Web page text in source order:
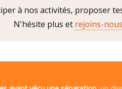
à nos activités, proposer
N'hésite plus et rejoins-